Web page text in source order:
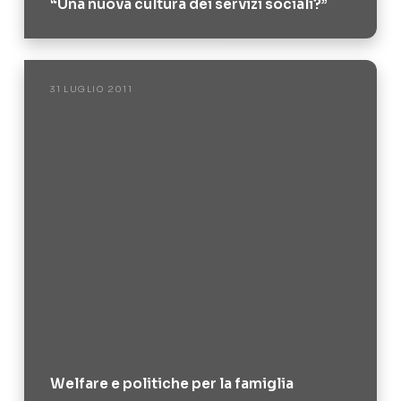
“Una nuova cultura dei servizi sociali?”
31 LUGLIO 2011
Welfare e politiche per la famiglia